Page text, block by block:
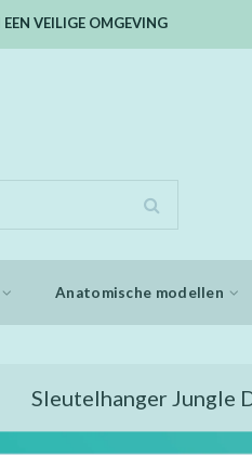
EEN VEILIGE OMGEVING
Anatomische modellen
Sleutelhanger Jungle